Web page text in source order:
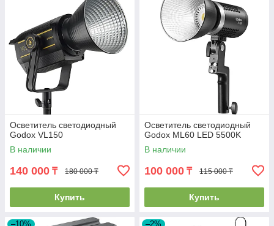
Осветитель светодиодный
Godox VL150
В наличии
140 000 ₸ 180 000 ₸
Купить
Осветитель светодиодный
Godox ML60 LED 5500K
В наличии
100 000 ₸ 115 000 ₸
Купить
–10% –2%